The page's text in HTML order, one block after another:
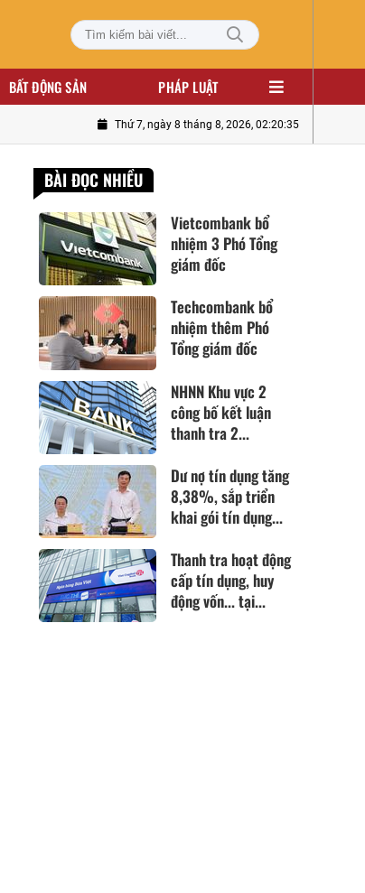
BẤT ĐỘNG SẢN PHÁP LUẬT
Thứ 7, ngày 8 tháng 8, 2026, 02:20:37
BÀI ĐỌC NHIỀU
Vietcombank bổ
nhiệm 3 Phó Tổng
giám đốc
Techcombank bổ
nhiệm thêm Phó
Tổng giám đốc
NHNN Khu vực 2
công bố kết luận
thanh tra 2...
Dư nợ tín dụng tăng
8,38%, sắp triển
khai gói tín dụng...
Thanh tra hoạt động
cấp tín dụng, huy
động vốn... tại...